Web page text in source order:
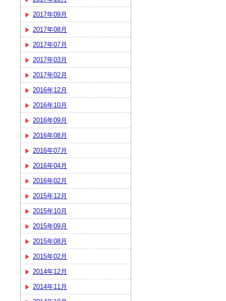
2017年09月
2017年08月
2017年07月
2017年03月
2017年02月
2016年12月
2016年10月
2016年09月
2016年08月
2016年07月
2016年04月
2016年02月
2015年12月
2015年10月
2015年09月
2015年08月
2015年02月
2014年12月
2014年11月